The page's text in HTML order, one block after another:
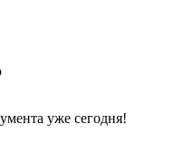
уже сегодня!